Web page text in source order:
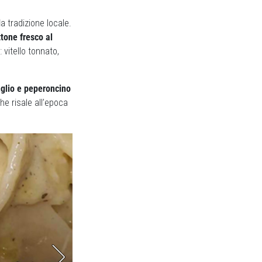
tradizione locale.
fresco al
vitello tonnato,
e peperoncino
risale all’epoca